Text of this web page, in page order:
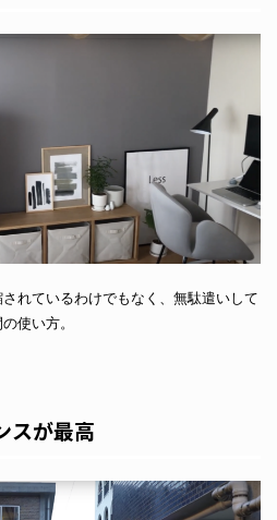
れているわけでもなく、無駄遣いして
使い方。
スが最高